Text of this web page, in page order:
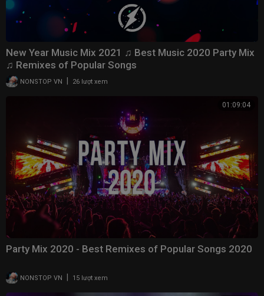
New Year Music Mix 2021 ♫ Best Music 2020 Party Mix
♫ Remixes of Popular Songs
NONSTOP VN 26 lượt xem
01:09:04
Party Mix 2020 - Best Remixes of Popular Songs 2020
NONSTOP VN 15 lượt xem